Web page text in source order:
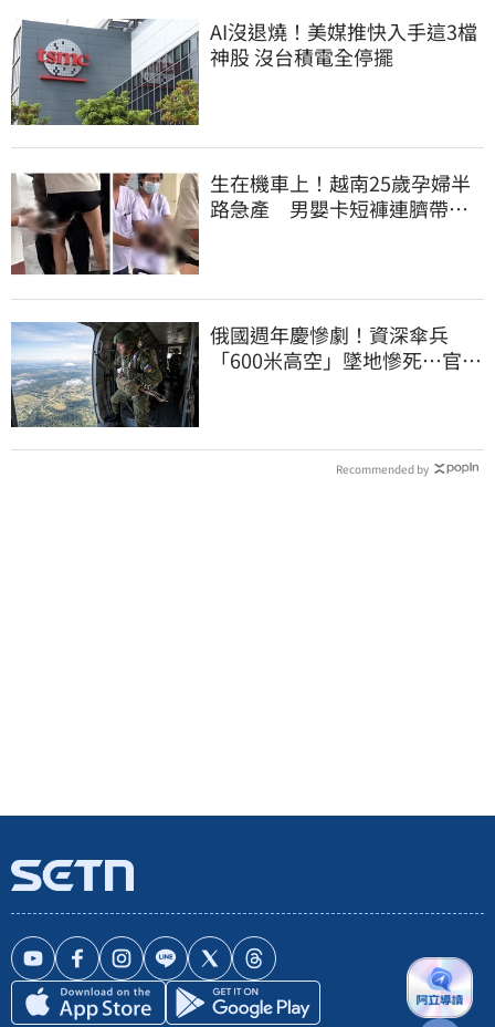
AI沒退燒！美媒推快入手這3檔
神股 沒台積電全停擺
生在機車上！越南25歲孕婦半
路急產 男嬰卡短褲連臍帶奔
俄國週年慶慘劇！資深傘兵
「600米高空」墜地慘死…官方
Recommended by